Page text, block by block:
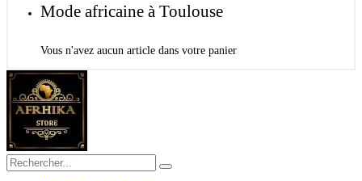
Mode africaine à Toulouse
Vous n'avez aucun article dans votre panier